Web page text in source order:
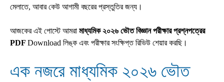
মেলাতে, আবার কেউ আগামী বছরের প্রস্তুতির জন্য।
আজকের এই পোস্টে আমরা মাধ্যমিক ২০২৬ ভৌত বিজ্ঞান পরীক্ষার প্রশ্নপত্রের
PDF Download লিঙ্ক এবং পরীক্ষার সংক্ষিপ্ত রিভিউ শেয়ার করছি।
এক নজরে মাধ্যমিক ২০২৬ ভৌত